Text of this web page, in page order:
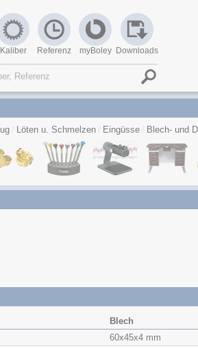
Kaliber Referenz myBoley Downloads
Löten u. Schmelzen Eingüsse Blech- und
Blech
60x​45x​4 mm